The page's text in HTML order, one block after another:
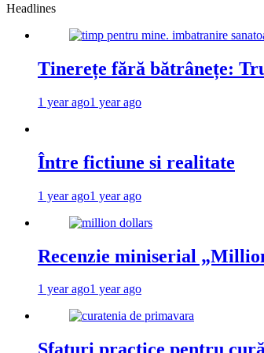
Headlines
Tinerețe fără bătrânețe:
1 year ago1 year ago
Între fictiune si realitate
1 year ago1 year ago
Recenzie miniserial
1 year ago1 year ago